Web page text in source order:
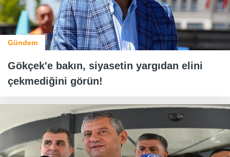
Gündem
Gökçek'e bakın, siyasetin yargıdan elini
çekmediğini görün!